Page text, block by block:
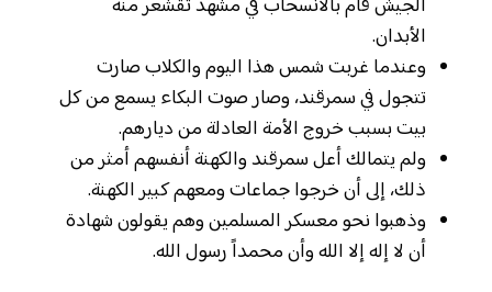
الجيش قام بالانسحاب في مشهد تقشعر منه
الأبدان.
وعندما غربت شمس هذا اليوم والكلاب صارت
تتجول في سمرقند، وصار صوت البكاء يسمع من كل
بيت بسبب خروج الأمة العادلة من ديارهم.
ولم يتمالك أعل سمرقند والكهنة أنفسهم أمثر من
ذلك، إلى أن خرجوا جماعات ومعهم كبير الكهنة.
وذهبوا نحو معسكر المسلمين وهم يقولون شهادة
أن لا إله إلا الله وأن محمداً رسول الله.